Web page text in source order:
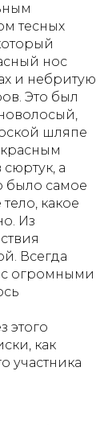
тесных
нос
и небритую
Это был
шляпе
а
было самое
какое
Из
Всегда
с огромными
этого
как
участника